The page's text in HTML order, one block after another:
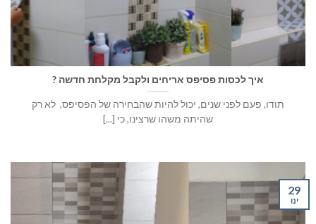
איך לכסות פסיפס אריחים ולקבל מקלחת חדשה ?
תודו, פעם לפני שנים, יכול להיות שהבחירה של הפסיפס, לא רק
שהיתה משהו שרצינו, כי [...]
29
ינו